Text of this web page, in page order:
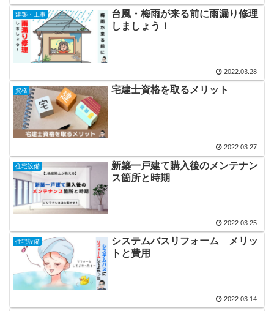
建築・工事
台風・梅雨が来る前に雨漏り修理
しましょう！
2022.03.28
資格 宅建士資格を取るメリット
2022.03.27
住宅設備
新築一戸建て購入後のメンテナン
ス箇所と時期
2022.03.25
住宅設備
システムバスリフォーム メリッ
トと費用
2022.03.14